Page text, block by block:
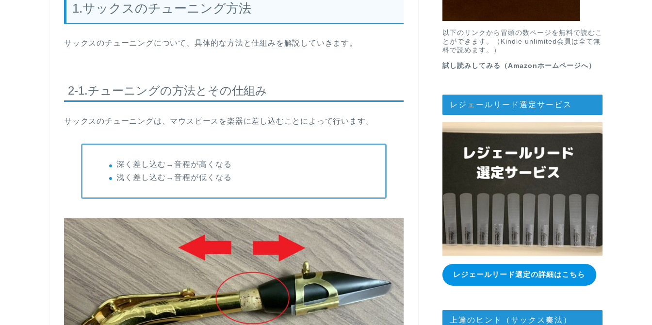
1.サックスのチューニング方法
サックスのチューニングについて、具体的な方法と仕組みを解説していきます。
2-1.チューニングの方法とその仕組み
サックスのチューニングは、マウスピースを楽器に差し込むことによって行います。
深く差し込む→音程が高くなる
浅く差し込む→音程が低くなる
以下のリンクから冒頭の数ページを無料で読むこ
とができます。（Kindle unlimited会員は全て無
料で読めます。）
試し読みしてみる（Amazonホームページへ）
レジェールリード選定サービス
レジェールリード選定の詳細はこちら
上達のヒント（サックス奏法）